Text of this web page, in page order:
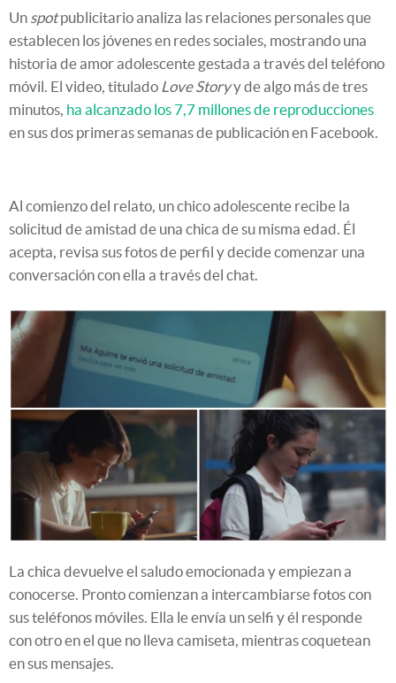
Un spotpublicitario analiza las relaciones personales que
establecen los jóvenes en redes sociales, mostrando una
historia de amor adolescente gestada a través del teléfono
móvil. El video, titulado Love Storyy de algo más de tres
minutos, ha alcanzado los 7,7 millones de reproducciones
en sus dos primeras semanas de publicación en Facebook.
Al comienzo del relato, un chico adolescente recibe la
solicitud de amistad de una chica de su misma edad. Él
acepta, revisa sus fotos de perfil y decide comenzar una
conversación con ella a través del chat.
La chica devuelve el saludo emocionada y empiezan a
conocerse. Pronto comienzan a intercambiarse fotos con
sus teléfonos móviles. Ella le envía un selfi y él responde
con otro en el que no lleva camiseta, mientras coquetean
en sus mensajes.